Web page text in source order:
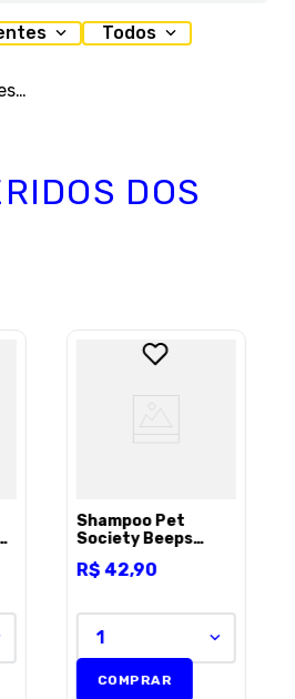
avaliação
★
email
avaliação
AVALIAÇÃO
Todos
DOS
Shampoo Pet
Society Beeps
para Cães e Gatos -
R$ 42,90
1
COMPRAR